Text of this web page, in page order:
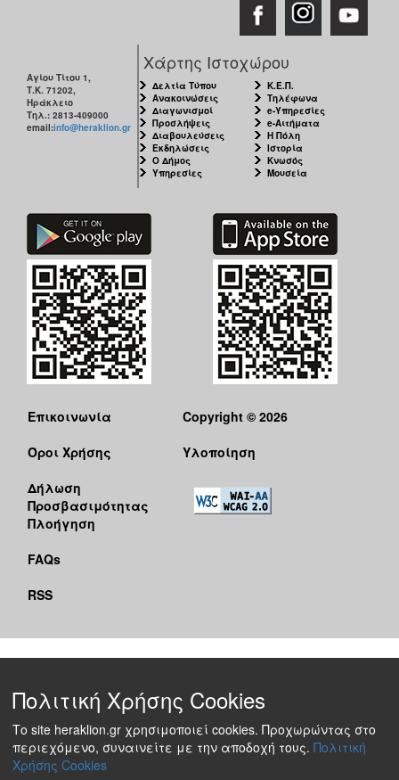
Αγίου Τίτου 1,
Τ.Κ. 71202,
Ηράκλειο
Τηλ.: 2813-409000
email:info@heraklion.gr
Χάρτης Ιστοχώρου
Δελτία Τύπου
Ανακοινώσεις
Διαγωνισμοί
Προσλήψεις
Διαβουλεύσεις
Εκδηλώσεις
Ο Δήμος
Υπηρεσίες
Κ.Ε.Π.
Τηλέφωνα
e-Υπηρεσίες
e-Αιτήματα
Η Πόλη
Ιστορία
Κνωσός
Μουσεία
Επικοινωνία
Όροι Χρήσης
Δήλωση
Προσβασιμότητας
Πλοήγηση
FAQs
RSS
Copyright © 2026
Υλοποίηση
Πολιτική Χρήσης Cookies
Το site heraklion.gr χρησιμοποιεί cookies. Προχωρώντας στο
περιεχόμενο, συναινείτε με την αποδοχή τους. Πολιτική
Χρήσης Cookies